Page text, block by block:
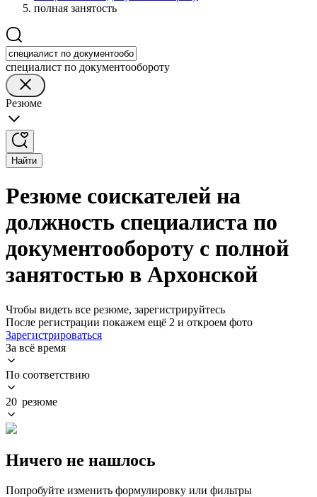
полная занятость
специалист по документообороту
Резюме
Найти
Резюме соискателей на
должность специалиста по
документообороту с полной
занятостью в Архонской
Чтобы видеть все резюме, зарегистрируйтесь
После регистрации покажем ещё 2 и откроем фото
Зарегистрироваться
За всё время
По соответствию
20 резюме
Ничего не нашлось
Попробуйте изменить формулировку или фильтры